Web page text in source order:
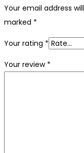
Your email address
marked *
Your rating *
Your review *